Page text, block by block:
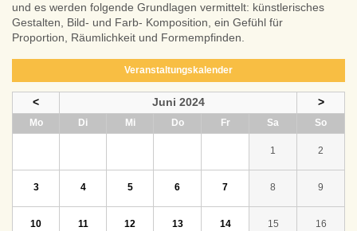
und es werden folgende Grundlagen vermittelt: künstlerisches
Gestalten, Bild- und Farb- Komposition, ein Gefühl für
Proportion, Räumlichkeit und Formempfinden.
Veranstaltungskalender
< Juni 2024 >
Montag Dienstag Mittwoch DonnerstagFreitag Sa Sonntag
1 2
3 4 5 6 7 8 9
10 11 12 13 14 15 16